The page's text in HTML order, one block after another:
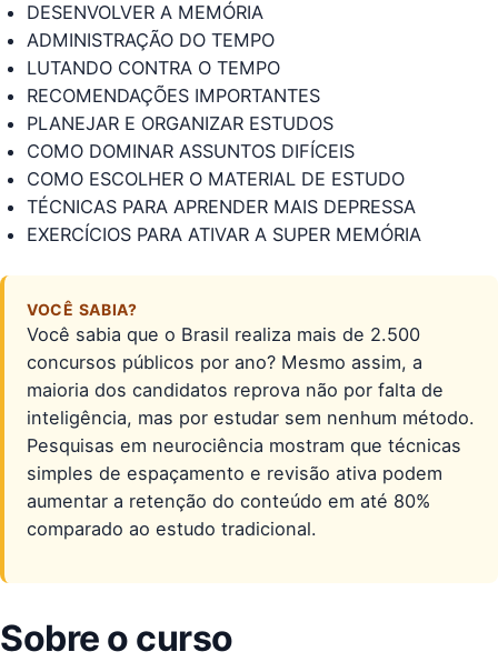
DESENVOLVER A MEMÓRIA
ADMINISTRAÇÃO DO TEMPO
LUTANDO CONTRA O TEMPO
RECOMENDAÇÕES IMPORTANTES
PLANEJAR E ORGANIZAR ESTUDOS
COMO DOMINAR ASSUNTOS DIFÍCEIS
COMO ESCOLHER O MATERIAL DE ESTUDO
TÉCNICAS PARA APRENDER MAIS DEPRESSA
EXERCÍCIOS PARA ATIVAR A SUPER MEMÓRIA
VOCÊ SABIA?
Você sabia que o Brasil realiza mais de 2.500
concursos públicos por ano? Mesmo assim, a
maioria dos candidatos reprova não por falta de
inteligência, mas por estudar sem nenhum método.
Pesquisas em neurociência mostram que técnicas
simples de espaçamento e revisão ativa podem
aumentar a retenção do conteúdo em até 80%
comparado ao estudo tradicional.
Sobre o curso